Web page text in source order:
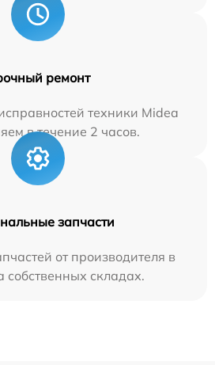
ремонт
техники Midea
в течение 2 часов.
запчасти
от производителя в
собственных складах.